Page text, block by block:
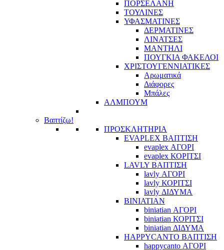
ΠΟΡΣΕΛΑΝΗ
ΤΟΥΛΙΝΕΣ
ΥΦΑΣΜΑΤΙΝΕΣ
ΔΕΡΜΑΤΙΝΕΣ
ΛΙΝΑΤΣΕΣ
ΜΑΝΤΗΛΙ
ΠΟΥΓΚΙΑ ΦΑΚΕΛΟΙ
ΧΡΙΣΤΟΥΓΕΝΝΙΑΤΙΚΕΣ
Αρωματικά
Διάφορες
Μπάλες
ΑΛΜΠΟΥΜ
Βαπτίζω!
ΠΡΟΣΚΛΗΤΗΡΙΑ
EVAPLEX ΒΑΠΤΙΣΗ
evaplex ΑΓΟΡΙ
evaplex ΚΟΡΙΤΣΙ
LAVLY ΒΑΠΤΙΣΗ
lavly ΑΓΟΡΙ
lavly ΚΟΡΙΤΣΙ
lavly ΔΙΔΥΜΑ
BINIATIAN
biniatian ΑΓΟΡΙ
biniatian ΚΟΡΙΤΣΙ
biniatian ΔΙΔΥΜΑ
HAPPYCANTO ΒΑΠΤΙΣΗ
happycanto ΑΓΟΡΙ